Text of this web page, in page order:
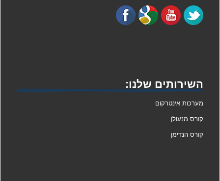
השירותים שלנו:
מערכות אינטרקום
קורס מנעולן
קורס הנדימן